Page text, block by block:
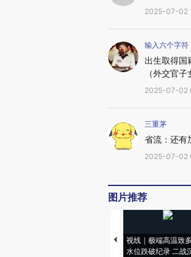
2025-07-02
输入六个字符
出生取得国
（外交官
2025-07-02
三重茅
省流：还有
2025-07-02
图片推荐
视线｜极端高温致
水位跌破纪录 二战